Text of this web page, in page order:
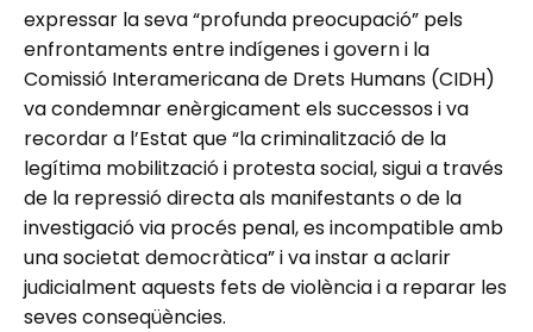
expressar la seva “profunda preocupació” pels
enfrontaments entre indígenes i govern i la
Comissió Interamericana de Drets Humans (CIDH)
va condemnar enèrgicament els successos i va
recordar a l’Estat que “la criminalització de la
legítima mobilització i protesta social, sigui a través
de la repressió directa als manifestants o de la
investigació via procés penal, es incompatible amb
una societat democràtica” i va instar a aclarir
judicialment aquests fets de violència i a reparar les
seves conseqüències.